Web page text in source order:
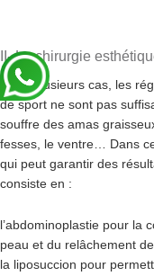
II- La chirurgie
Dans plusieurs cas, les
de sport ne sont pas
souffre des amas
fesses, le ventre… Dans
qui peut garantir des
consiste en :
l’abdominoplastie pour la
peau et du relâchement
la liposuccion pour